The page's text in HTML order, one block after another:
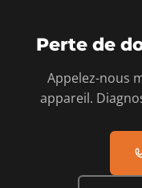
Perte de
Appelez-nous
appareil.